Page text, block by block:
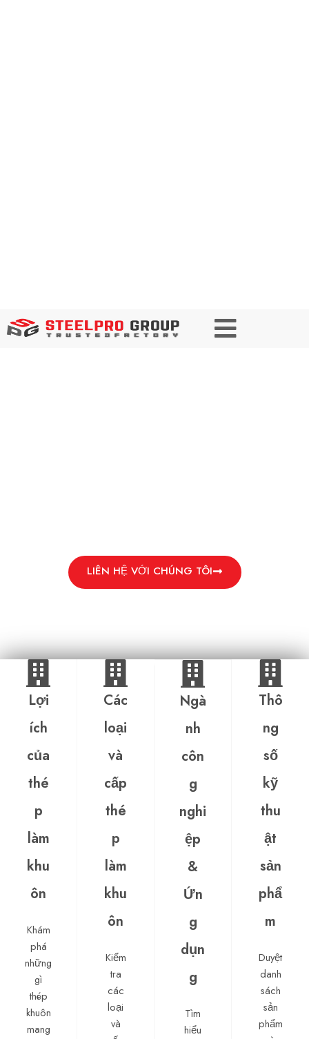
LIÊN HỆ VỚI CHÚNG TÔI
Lợi
ích
của
thé
p
làm
khu
ôn
Khám
phá
những
gì
thép
khuôn
mang
Các
loại
và
cấp
thé
p
làm
khu
ôn
Kiểm
tra
các
loại
và
Ngà
nh
côn
g
nghi
ệp
&
Ứn
g
dụn
g
Tìm
hiểu
Thô
ng
số
kỹ
thu
ật
sản
phẩ
m
Duyệt
danh
sách
sản
phẩm